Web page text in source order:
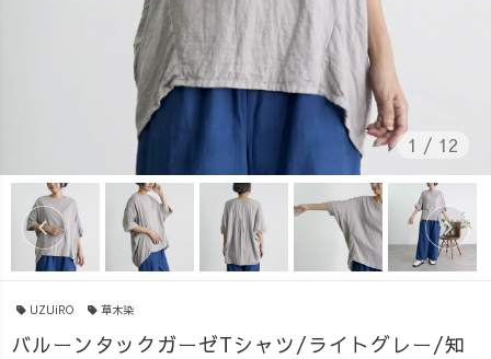
1 / 12
UZUiRO 草木染
バルーンタックガーゼTシャツ/ライトグレー/知